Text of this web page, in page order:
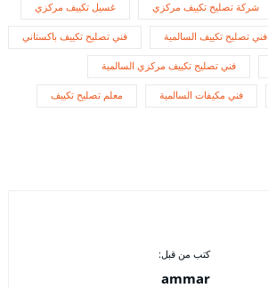
شركة تصليح تكييف مركزي غسيل تكييف مركزي
فني تصليح تكييف السالمية فني تصليح تكييف باكستاني
فني تصليح تكييف مركزي السالمية
فني مكيفات السالمية معلم تصليح تكييف
كتب من قبل:
ammar